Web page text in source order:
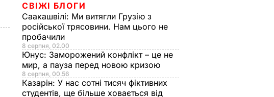
СВІЖІ БЛОГИ
Саакашвілі: Ми витягли Грузію з
російської трясовини. Нам цього не
пробачили
8 серпня, 02.00
Юнус: Заморожений конфлікт – це не
мир, а пауза перед новою кризою
8 серпня, 00.56
Казарін: У нас сотні тисяч фіктивних
студентів, ще більше ховається від